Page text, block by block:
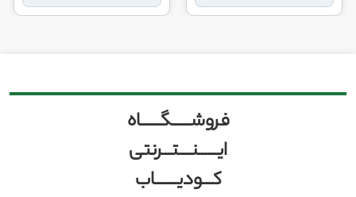
فروشــــــگــــــاه
ایــــــنــــتـــرنتی
کـــودیـــــــاب